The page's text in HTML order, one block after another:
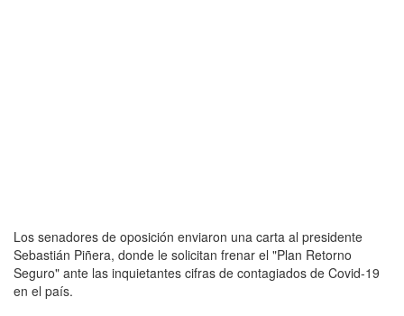
Los senadores de oposición enviaron una carta al presidente
Sebastián Piñera, donde le solicitan frenar el "Plan Retorno
Seguro" ante las inquietantes cifras de contagiados de Covid-19
en el país.